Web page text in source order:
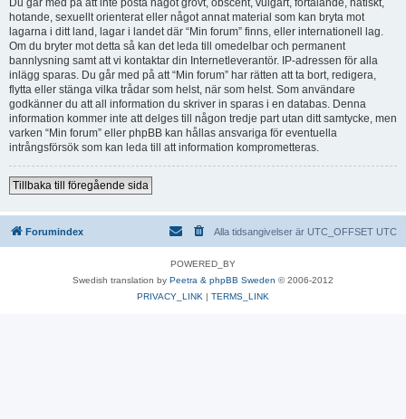
Du går med på att inte posta något grovt, obscent, vulgärt, förtalande, hatiskt,
hotande, sexuellt orienterat eller något annat material som kan bryta mot
lagarna i ditt land, lagar i landet där “Min forum” finns, eller internationell lag.
Om du bryter mot detta så kan det leda till omedelbar och permanent
bannlysning samt att vi kontaktar din Internetleverantör. IP-adressen för alla
inlägg sparas. Du går med på att “Min forum” har rätten att ta bort, redigera,
flytta eller stänga vilka trådar som helst, när som helst. Som användare
godkänner du att all information du skriver in sparas i en databas. Denna
information kommer inte att delges till någon tredje part utan ditt samtycke, men
varken “Min forum” eller phpBB kan hållas ansvariga för eventuella
intrångsförsök som kan leda till att information komprometteras.
Tillbaka till föregående sida
Forumindex Alla tidsangivelser är UTC_OFFSET UTC
POWERED_BY
Swedish translation by Peetra & phpBB Sweden © 2006-2012
PRIVACY_LINK | TERMS_LINK